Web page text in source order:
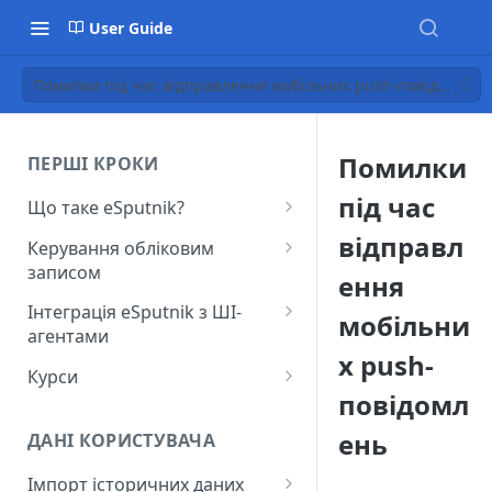
User Guide
Помилки під час відправлення мобільних push-
ПЕРШІ КРОКИ
Що таке eSputnik?
Початок роботи з eSputnik
Огляд основних розділів
eSputnik
Розумні кампанії з eSputnik:
практичний гід по ШІ
старт
Поширені питання:
Керування обліковим
записом
Створення акаунту
Підключення МФА
Керування користувачами
Інтеграція eSputnik з ШІ-
агентами
Налаштування плагіна Yespo
для Claude Code та Claude
Налаштування плагіна Yespo
для OpenAI Codex
Курси
ДАНІ КОРИСТУВАЧА
Імпорт історичних даних
Помилки
під час
відправл
ення
мобільни
х push-
повідомл
ень